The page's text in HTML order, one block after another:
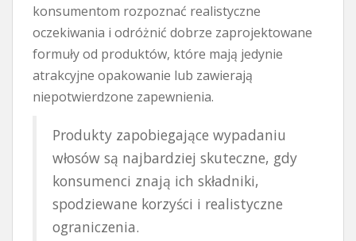
konsumentom rozpoznać realistyczne
oczekiwania i odróżnić dobrze zaprojektowane
formuły od produktów, które mają jedynie
atrakcyjne opakowanie lub zawierają
niepotwierdzone zapewnienia.
Produkty zapobiegające wypadaniu
włosów są najbardziej skuteczne, gdy
konsumenci znają ich składniki,
spodziewane korzyści i realistyczne
ograniczenia.